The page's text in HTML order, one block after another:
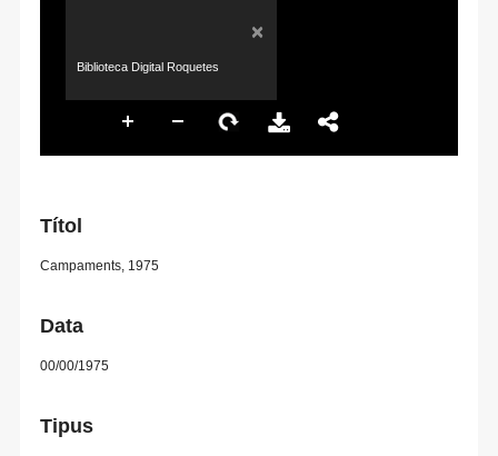
×
Biblioteca Digital Roquetes
Títol
Campaments, 1975
Data
00/00/1975
Tipus